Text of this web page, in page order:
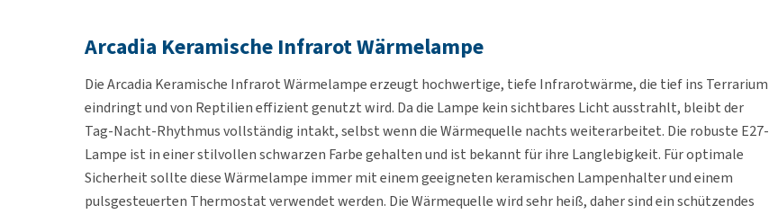
Arcadia Keramische Infrarot Wärmelampe
Die Arcadia Keramische Infrarot Wärmelampe erzeugt hochwertige, tiefe Infrarotwärme, die tief ins Terrarium
eindringt und von Reptilien effizient genutzt wird. Da die Lampe kein sichtbares Licht ausstrahlt, bleibt der
Tag-Nacht-Rhythmus vollständig intakt, selbst wenn die Wärmequelle nachts weiterarbeitet. Die robuste E27-
Lampe ist in einer stilvollen schwarzen Farbe gehalten und ist bekannt für ihre Langlebigkeit. Für optimale
Sicherheit sollte diese Wärmelampe immer mit einem geeigneten keramischen Lampenhalter und einem
pulsgesteuerten Thermostat verwendet werden. Die Wärmequelle wird sehr heiß, daher sind ein schützendes